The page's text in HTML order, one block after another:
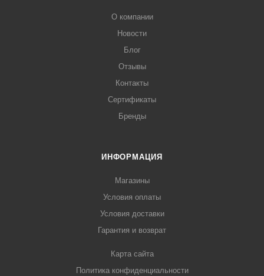
О компании
Новости
Блог
Отзывы
Контакты
Сертификаты
Бренды
ИНФОРМАЦИЯ
Магазины
Условия оплаты
Условия доставки
Гарантия и возврат
Карта сайта
Политика конфиденциальности